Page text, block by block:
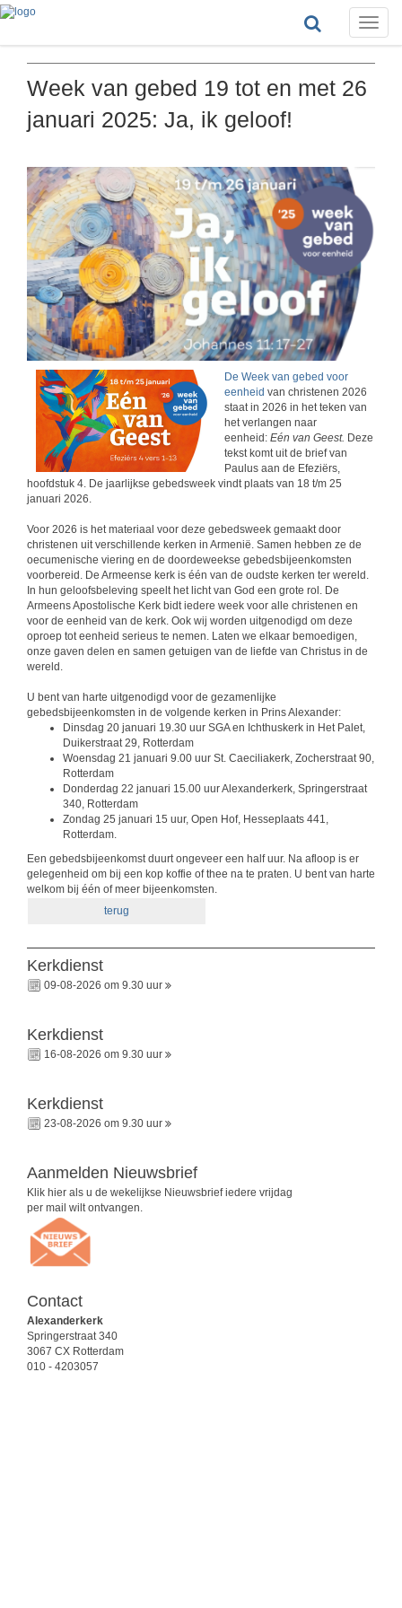
Toggle
Week van gebed 19 tot en met 26
januari 2025: Ja, ik geloof!
De Week van gebed voor
eenheid van christenen 2026
staat in 2026 in het teken van
het verlangen naar
eenheid: Eén van Geest. Deze
tekst komt uit de brief van
Paulus aan de Efeziërs,
hoofdstuk 4. De jaarlijkse gebedsweek vindt plaats van 18 t/m 25
januari 2026.
Voor 2026 is het materiaal voor deze gebedsweek gemaakt door
christenen uit verschillende kerken in Armenië. Samen hebben ze de
oecumenische viering en de doordeweekse gebedsbijeenkomsten
voorbereid. De Armeense kerk is één van de oudste kerken ter wereld.
In hun geloofsbeleving speelt het licht van God een grote rol. De
Armeens Apostolische Kerk bidt iedere week voor alle christenen en
voor de eenheid van de kerk. Ook wij worden uitgenodigd om deze
oproep tot eenheid serieus te nemen. Laten we elkaar bemoedigen,
onze gaven delen en samen getuigen van de liefde van Christus in de
wereld.
U bent van harte uitgenodigd voor de gezamenlijke
gebedsbijeenkomsten in de volgende kerken in Prins Alexander:
Dinsdag 20 januari 19.30 uur SGA en Ichthuskerk in Het Palet,
Duikerstraat 29, Rotterdam
Woensdag 21 januari 9.00 uur St. Caeciliakerk, Zocherstraat 90,
Rotterdam
Donderdag 22 januari 15.00 uur Alexanderkerk, Springerstraat
340, Rotterdam
Zondag 25 januari 15 uur, Open Hof, Hesseplaats 441,
Rotterdam.
Een gebedsbijeenkomst duurt ongeveer een half uur. Na afloop is er
gelegenheid om bij een kop koffie of thee na te praten. U bent van harte
welkom bij één of meer bijeenkomsten.
terug
Kerkdienst
09-08-2026 om 9.30 uur
Kerkdienst
16-08-2026 om 9.30 uur
Kerkdienst
23-08-2026 om 9.30 uur
Aanmelden Nieuwsbrief
Klik hier als u de wekelijkse Nieuwsbrief iedere vrijdag
per mail wilt ontvangen.
Contact
Alexanderkerk
Springerstraat 340
3067 CX Rotterdam
010 - 4203057